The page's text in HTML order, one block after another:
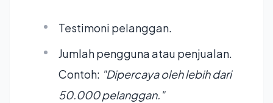
Testimoni pelanggan.
Jumlah pengguna atau penjualan.
Contoh: "Dipercaya oleh lebih dari
50.000 pelanggan."